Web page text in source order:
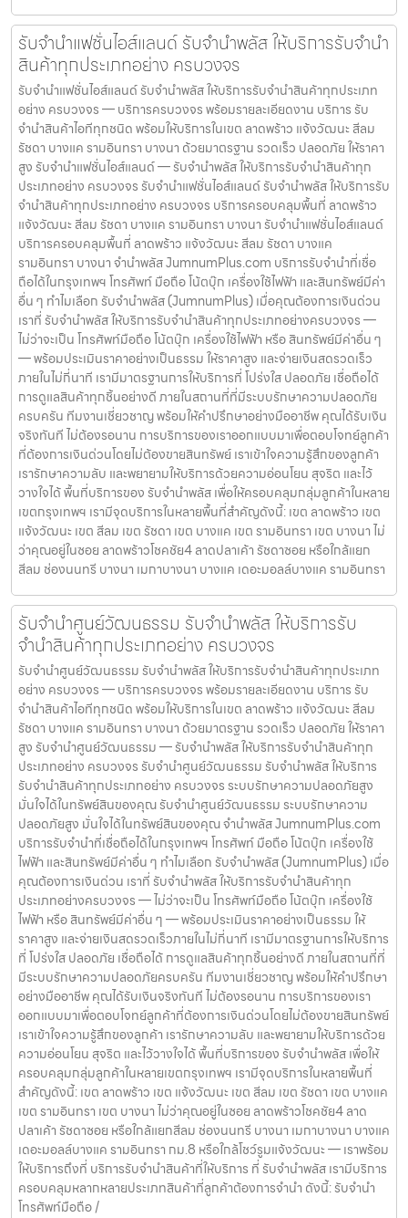
รับจำนำแฟชั่นไอส์แลนด์ รับจำนำพลัส ให้บริการรับจำนำ
สินค้าทุกประเภทอย่าง ครบวงจร
รับจำนำแฟชั่นไอส์แลนด์ รับจำนำพลัส ให้บริการรับจำนำสินค้าทุกประเภท
อย่าง ครบวงจร — บริการครบวงจร พร้อมรายละเอียดงาน บริการ รับ
จำนำสินค้าไอทีทุกชนิด พร้อมให้บริการในเขต ลาดพร้าว แจ้งวัฒนะ สีลม
รัชดา บางแค รามอินทรา บางนา ด้วยมาตรฐาน รวดเร็ว ปลอดภัย ให้ราคา
สูง รับจำนำแฟชั่นไอส์แลนด์ — รับจำนำพลัส ให้บริการรับจำนำสินค้าทุก
ประเภทอย่าง ครบวงจร รับจำนำแฟชั่นไอส์แลนด์ รับจำนำพลัส ให้บริการรับ
จำนำสินค้าทุกประเภทอย่าง ครบวงจร บริการครอบคลุมพื้นที่ ลาดพร้าว
แจ้งวัฒนะ สีลม รัชดา บางแค รามอินทรา บางนา รับจำนำแฟชั่นไอส์แลนด์
บริการครอบคลุมพื้นที่ ลาดพร้าว แจ้งวัฒนะ สีลม รัชดา บางแค
รามอินทรา บางนา จำนำพลัส JumnumPlus.com บริการรับจำนำที่เชื่อ
ถือได้ในกรุงเทพฯ โทรศัพท์ มือถือ โน้ตบุ๊ก เครื่องใช้ไฟฟ้า และสินทรัพย์มีค่า
อื่น ๆ ทำไมเลือก รับจำนำพลัส (JumnumPlus) เมื่อคุณต้องการเงินด่วน
เราที่ รับจำนำพลัส ให้บริการรับจำนำสินค้าทุกประเภทอย่างครบวงจร —
ไม่ว่าจะเป็น โทรศัพท์มือถือ โน้ตบุ๊ก เครื่องใช้ไฟฟ้า หรือ สินทรัพย์มีค่าอื่น ๆ
— พร้อมประเมินราคาอย่างเป็นธรรม ให้ราคาสูง และจ่ายเงินสดรวดเร็ว
ภายในไม่กี่นาที เรามีมาตรฐานการให้บริการที่ โปร่งใส ปลอดภัย เชื่อถือได้
การดูแลสินค้าทุกชิ้นอย่างดี ภายในสถานที่ที่มีระบบรักษาความปลอดภัย
ครบครัน ทีมงานเชี่ยวชาญ พร้อมให้คำปรึกษาอย่างมืออาชีพ คุณได้รับเงิน
จริงทันที ไม่ต้องรอนาน การบริการของเราออกแบบมาเพื่อตอบโจทย์ลูกค้า
ที่ต้องการเงินด่วนโดยไม่ต้องขายสินทรัพย์ เราเข้าใจความรู้สึกของลูกค้า
เรารักษาความลับ และพยายามให้บริการด้วยความอ่อนโยน สุจริต และไว้
วางใจได้ พื้นที่บริการของ รับจำนำพลัส เพื่อให้ครอบคลุมกลุ่มลูกค้าในหลาย
เขตกรุงเทพฯ เรามีจุดบริการในหลายพื้นที่สำคัญดังนี้: เขต ลาดพร้าว เขต
แจ้งวัฒนะ เขต สีลม เขต รัชดา เขต บางแค เขต รามอินทรา เขต บางนา ไม่
ว่าคุณอยู่ในซอย ลาดพร้าวโชคชัย4 ลาดปลาเค้า รัชดาซอย หรือใกล้แยก
สีลม ช่องนนทรี บางนา เมกาบางนา บางแค เดอะมอลล์บางแค รามอินทรา
รับจำนำศูนย์วัฒนธรรม รับจำนำพลัส ให้บริการรับ
จำนำสินค้าทุกประเภทอย่าง ครบวงจร
รับจำนำศูนย์วัฒนธรรม รับจำนำพลัส ให้บริการรับจำนำสินค้าทุกประเภท
อย่าง ครบวงจร — บริการครบวงจร พร้อมรายละเอียดงาน บริการ รับ
จำนำสินค้าไอทีทุกชนิด พร้อมให้บริการในเขต ลาดพร้าว แจ้งวัฒนะ สีลม
รัชดา บางแค รามอินทรา บางนา ด้วยมาตรฐาน รวดเร็ว ปลอดภัย ให้ราคา
สูง รับจำนำศูนย์วัฒนธรรม — รับจำนำพลัส ให้บริการรับจำนำสินค้าทุก
ประเภทอย่าง ครบวงจร รับจำนำศูนย์วัฒนธรรม รับจำนำพลัส ให้บริการ
รับจำนำสินค้าทุกประเภทอย่าง ครบวงจร ระบบรักษาความปลอดภัยสูง
มั่นใจได้ในทรัพย์สินของคุณ รับจำนำศูนย์วัฒนธรรม ระบบรักษาความ
ปลอดภัยสูง มั่นใจได้ในทรัพย์สินของคุณ จำนำพลัส JumnumPlus.com
บริการรับจำนำที่เชื่อถือได้ในกรุงเทพฯ โทรศัพท์ มือถือ โน้ตบุ๊ก เครื่องใช้
ไฟฟ้า และสินทรัพย์มีค่าอื่น ๆ ทำไมเลือก รับจำนำพลัส (JumnumPlus) เมื่อ
คุณต้องการเงินด่วน เราที่ รับจำนำพลัส ให้บริการรับจำนำสินค้าทุก
ประเภทอย่างครบวงจร — ไม่ว่าจะเป็น โทรศัพท์มือถือ โน้ตบุ๊ก เครื่องใช้
ไฟฟ้า หรือ สินทรัพย์มีค่าอื่น ๆ — พร้อมประเมินราคาอย่างเป็นธรรม ให้
ราคาสูง และจ่ายเงินสดรวดเร็วภายในไม่กี่นาที เรามีมาตรฐานการให้บริการ
ที่ โปร่งใส ปลอดภัย เชื่อถือได้ การดูแลสินค้าทุกชิ้นอย่างดี ภายในสถานที่ที่
มีระบบรักษาความปลอดภัยครบครัน ทีมงานเชี่ยวชาญ พร้อมให้คำปรึกษา
อย่างมืออาชีพ คุณได้รับเงินจริงทันที ไม่ต้องรอนาน การบริการของเรา
ออกแบบมาเพื่อตอบโจทย์ลูกค้าที่ต้องการเงินด่วนโดยไม่ต้องขายสินทรัพย์
เราเข้าใจความรู้สึกของลูกค้า เรารักษาความลับ และพยายามให้บริการด้วย
ความอ่อนโยน สุจริต และไว้วางใจได้ พื้นที่บริการของ รับจำนำพลัส เพื่อให้
ครอบคลุมกลุ่มลูกค้าในหลายเขตกรุงเทพฯ เรามีจุดบริการในหลายพื้นที่
สำคัญดังนี้: เขต ลาดพร้าว เขต แจ้งวัฒนะ เขต สีลม เขต รัชดา เขต บางแค
เขต รามอินทรา เขต บางนา ไม่ว่าคุณอยู่ในซอย ลาดพร้าวโชคชัย4 ลาด
ปลาเค้า รัชดาซอย หรือใกล้แยกสีลม ช่องนนทรี บางนา เมกาบางนา บางแค
เดอะมอลล์บางแค รามอินทรา กม.8 หรือใกล้โชว์รูมแจ้งวัฒนะ — เราพร้อม
ให้บริการถึงที่ บริการรับจำนำสินค้าที่ให้บริการ ที่ รับจำนำพลัส เรามีบริการ
ครอบคลุมหลากหลายประเภทสินค้าที่ลูกค้าต้องการจำนำ ดังนี้: รับจำนำ
โทรศัพท์มือถือ /